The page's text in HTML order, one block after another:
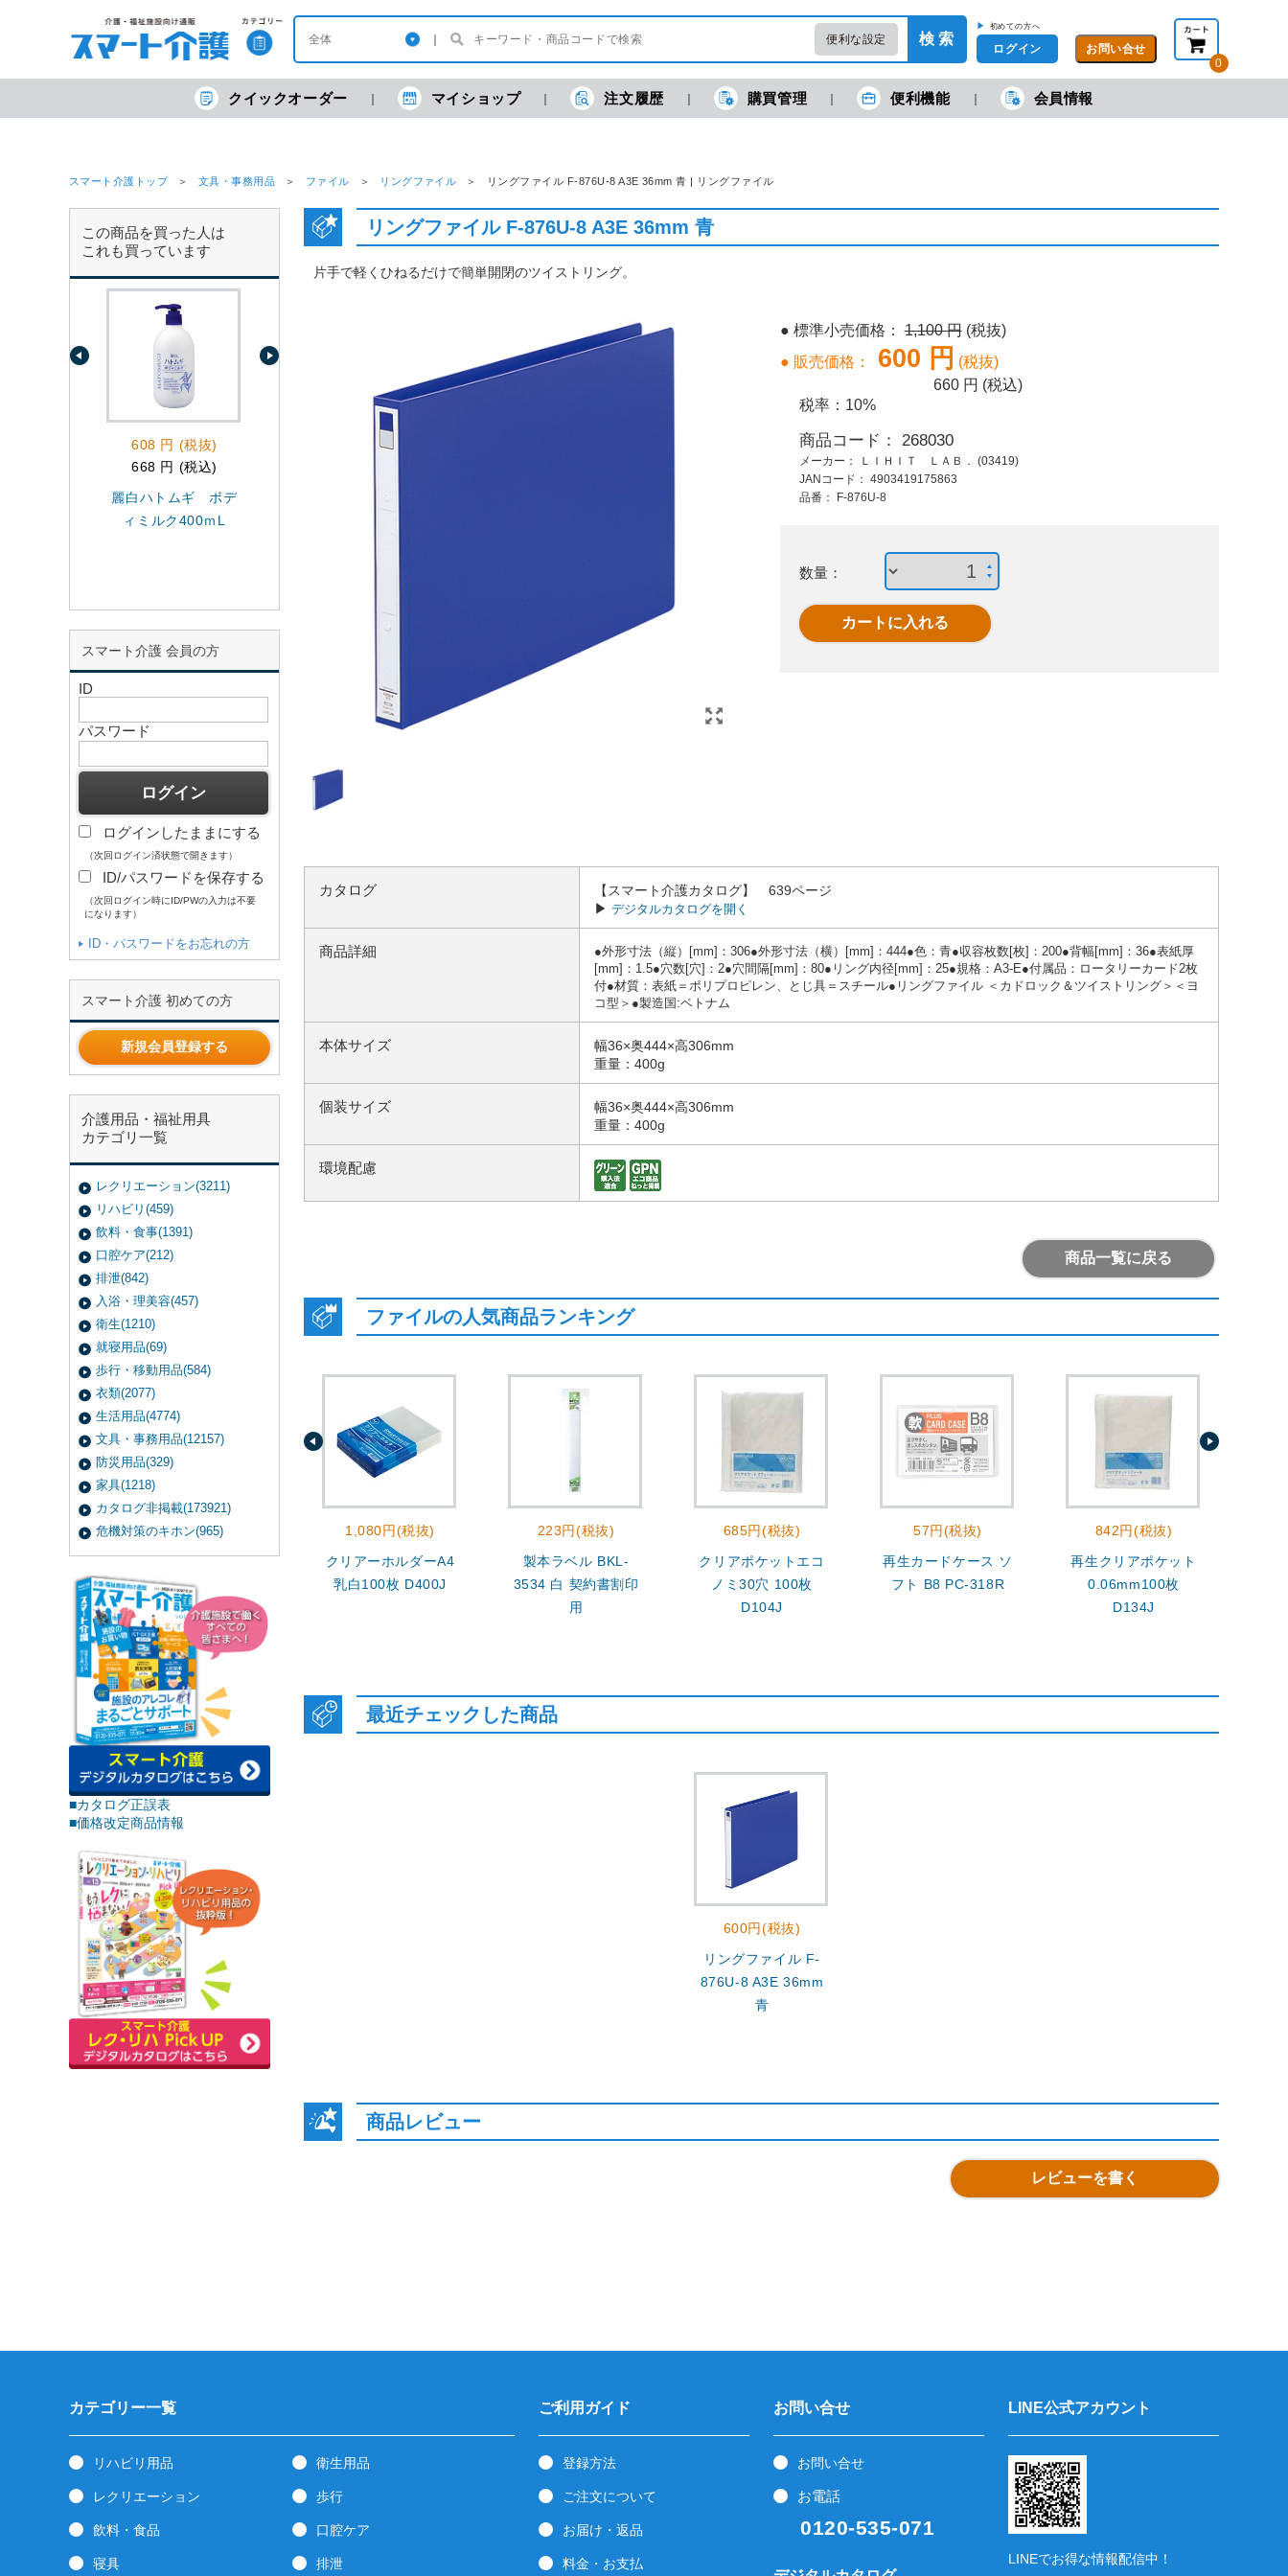
便利な設定 検 索
▶ 初めての方へ
ログイン
0
現在の金額合計： 円 (税抜) 円(税込)
クイックオーダー マイショップ 注文履歴 購買管理 便利機能 会員情報
スマート介護トップ 文具・事務用品 ファイル リングファイル リングファイル F-876U-8 A3E 36mm 青 | リングファイル
この商品を買った人は
これも買っています
608 円 (税抜)
668 円 (税込)
麗白ハトムギ ボデ
ィミルク400ｍL
508 円 (税抜)
プロスタイルヘアウ
パイプ式ファイル片
2,060 円 (税抜)
2,266 円 (税込)
ラミネートフィルム
スマート介護 会員の方
ID
パスワード
ログインしたままにする
（次回ログイン済状態で開きます）
ID/パスワードを保存する
（次回ログイン時にID/PWの入力は不要
になります）
ID・パスワードをお忘れの方
スマート介護 初めての方
新規会員登録する
介護用品・福祉用具
カテゴリ一覧
レクリエーション(3211)
リハビリ(459)
飲料・食事(1391)
口腔ケア(212)
排泄(842)
入浴・理美容(457)
衛生(1210)
就寝用品(69)
歩行・移動用品(584)
衣類(2077)
生活用品(4774)
文具・事務用品(12157)
防災用品(329)
家具(1218)
カタログ非掲載(173921)
危機対策のキホン(965)
■カタログ正誤表
■価格改定商品情報
リングファイル F-876U-8 A3E 36mm 青
片手で軽くひねるだけで簡単開閉のツイストリング。
● 標準小売価格：1,100 円 (税抜)
● 販売価格：
600 円 (税抜)
660 円 (税込)
税率： 10%
商品コード： 268030
メーカー：
ＬＩＨＩＴ ＬＡＢ． (03419)
JANコード： 4903419175863
品番：
F-876U-8
数量：
カタログ
【スマート介護カタログ】 639ページ
▶ デジタルカタログを開く
商品詳細
●外形寸法（縦）[mm]：306●外形寸法（横）[mm]：444●色：青●収容枚数[枚]：200●背幅[mm]：36●表紙厚
[mm]：1.5●穴数[穴]：2●穴間隔[mm]：80●リング内径[mm]：25●規格：A3-E●付属品：ロータリーカード2枚
付●材質：表紙＝ポリプロピレン、とじ具＝スチール●リングファイル ＜カドロック＆ツイストリング＞＜ヨ
コ型＞●製造国:ベトナム
本体サイズ
幅36×奥444×高306mm
重量：400g
個装サイズ
幅36×奥444×高306mm
重量：400g
環境配慮
商品一覧に戻る
ファイルの人気商品ランキング
1,080円(税抜)
クリアーホルダーA4
乳白100枚 D400J
223円(税抜)
製本ラベル BKL-
3534 白 契約書割印
用
685円(税抜)
クリアポケットエコ
ノミ30穴 100枚
D104J
57円(税抜)
再生カードケース ソ
フト B8 PC-318R
842円(税抜)
再生クリアポケット
0.06mm100枚
D134J
最近チェックした商品
600円(税抜)
リングファイル F-
876U-8 A3E 36mm
青
商品レビュー
レビューを書く
カテゴリー一覧
リハビリ用品 衛生用品
レクリエーション 歩行
飲料・食品 口腔ケア
寝具 排泄
ご利用ガイド
登録方法
ご注文について
お届け・返品
料金・お支払
お問い合せ
お問い合せ
お電話
0120-535-071
LINE公式アカウント
LINEでお得な情報配信中！